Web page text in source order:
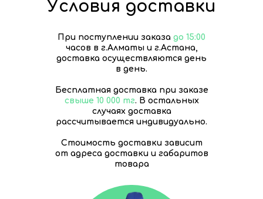
При поступлении заказа до 15:00
часов в г.Алматы и г.Астана,
доставка осуществляются день
в день.
Бесплатная доставка при заказе
свыше 10 000 тг. В остальных
случаях доставка
рассчитывается индивидуально.
Стоимость доставки зависит
от адреса доставки и габаритов
товара
Условия доставки